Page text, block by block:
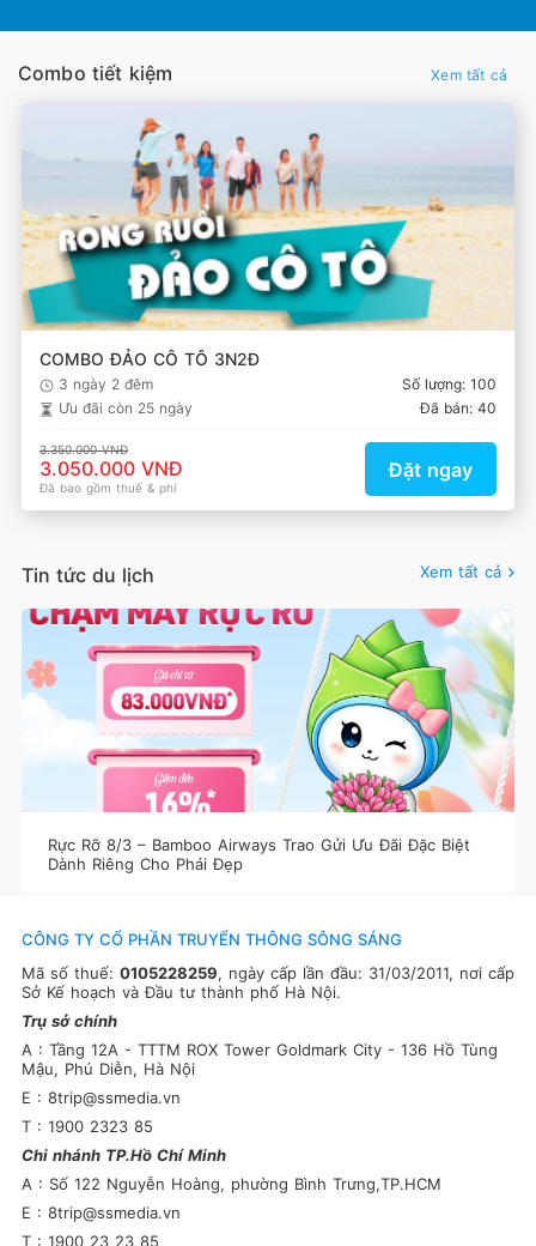
Combo tiết kiệm Xem tất cả
COMBO ĐẢO CÔ TÔ 3N2Đ
3 ngày 2 đêm
Số lượng: 100
Ưu đãi còn 25 ngày Đã bán: 40
3.350.000 VNĐ
3.050.000 VNĐ
Đã bao gồm thuế & phí
Đặt ngay
Tin tức du lịch Xem tất cả
Rực Rỡ 8/3 – Bamboo Airways Trao Gửi Ưu Đãi Đặc Biệt
Dành Riêng Cho Phái Đẹp
CÔNG TY CỔ PHẦN TRUYỂN THÔNG SÔNG SÁNG
Mã số thuế: 0105228259, ngày cấp lần đầu: 31/03/2011, nơi cấp
Sở Kế hoạch và Đầu tư thành phố Hà Nội.
Trụ sở chính
A : Tầng 12A - TTTM ROX Tower Goldmark City - 136 Hồ Tùng
Mậu, Phú Diễn, Hà Nội
E : 8trip@ssmedia.vn
T : 1900 2323 85
Chi nhánh TP.Hồ Chí Minh
A : Số 122 Nguyễn Hoàng, phường Bình Trưng,TP.HCM
E : 8trip@ssmedia.vn
T : 1900 23 23 85